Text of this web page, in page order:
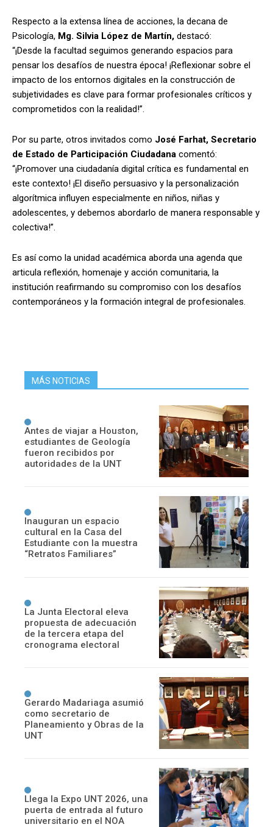
Respecto a la extensa línea de acciones, la decana de
Psicología, Mg. Silvia López de Martín, destacó:
“¡Desde la facultad seguimos generando espacios para
pensar los desafíos de nuestra época! ¡Reflexionar sobre el
impacto de los entornos digitales en la construcción de
subjetividades es clave para formar profesionales críticos y
comprometidos con la realidad!”.
Por su parte, otros invitados como José Farhat, Secretario
de Estado de Participación Ciudadana comentó:
“¡Promover una ciudadanía digital crítica es fundamental en
este contexto! ¡El diseño persuasivo y la personalización
algorítmica influyen especialmente en niños, niñas y
adolescentes, y debemos abordarlo de manera responsable y
colectiva!”.
Es así como la unidad académica aborda una agenda que
articula reflexión, homenaje y acción comunitaria, la
institución reafirmando su compromiso con los desafíos
contemporáneos y la formación integral de profesionales.
MÁS NOTICIAS
Antes de viajar a Houston,
estudiantes de Geología
fueron recibidos por
autoridades de la UNT
Inauguran un espacio
cultural en la Casa del
Estudiante con la muestra
“Retratos Familiares”
La Junta Electoral eleva
propuesta de adecuación
de la tercera etapa del
cronograma electoral
Gerardo Madariaga asumió
como secretario de
Planeamiento y Obras de la
UNT
Llega la Expo UNT 2026, una
puerta de entrada al futuro
universitario en el NOA